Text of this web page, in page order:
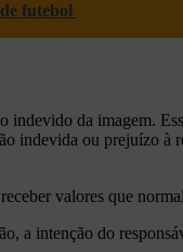
futebol
da imagem.
indevida ou prejuízo à
valores que
a intenção do